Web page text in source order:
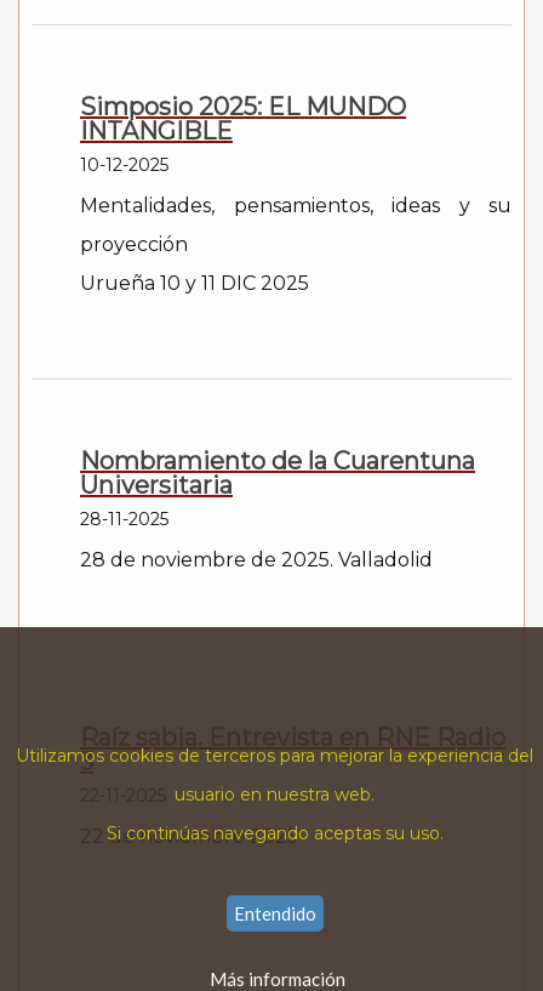
Simposio 2025: EL MUNDO
INTANGIBLE
10-12-2025
Mentalidades, pensamientos, ideas y su
proyección
Urueña 10 y 11 DIC 2025
Nombramiento de la Cuarentuna
Universitaria
28-11-2025
28 de noviembre de 2025. Valladolid
3
22-11-2025
22 de noviembre 2025
Utilizamos cookies de terceros para mejorar la experiencia del
usuario en nuestra web.
Si continúas navegando aceptas su uso.
Entendido
Más información